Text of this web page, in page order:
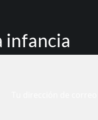
infancia